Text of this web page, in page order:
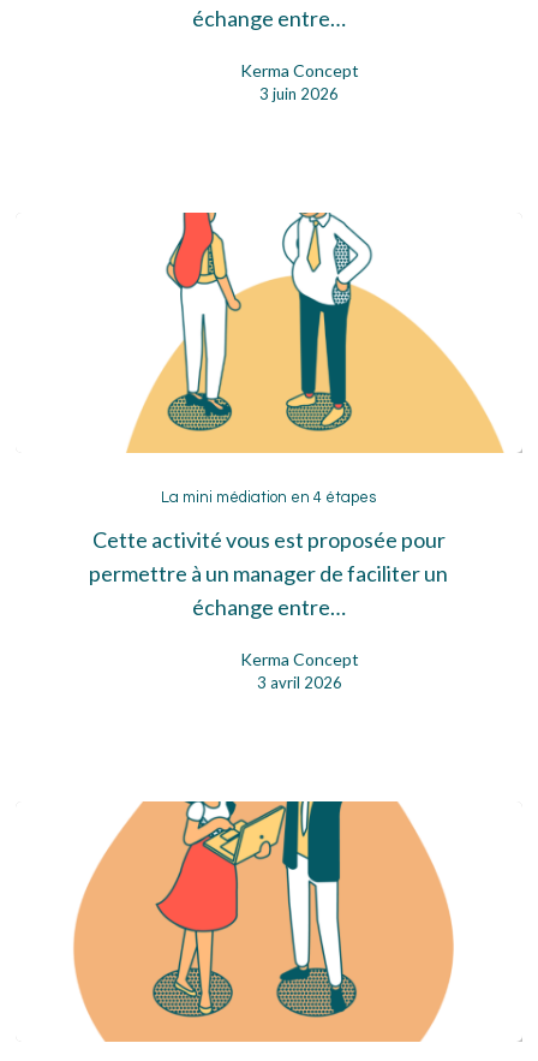
échange entre…
Kerma Concept
3 juin 2026
mini
médiation
en
4
La mini médiation en 4 étapes
Cette activité vous est proposée pour
permettre à un manager de faciliter un
échange entre…
Kerma Concept
3 avril 2026